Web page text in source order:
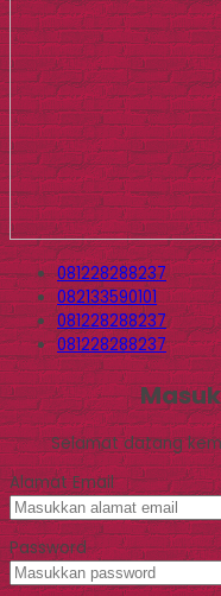
081228288237
082133590101
081228288237
081228288237
Selamat datang
Alamat Email
Password